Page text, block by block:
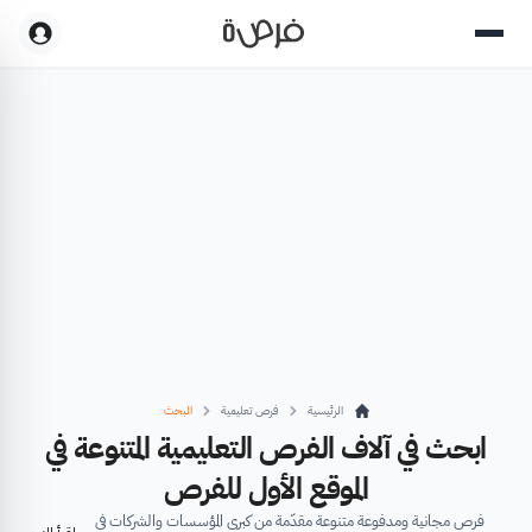
الرئيسية فرص تعليمية البحث
ابحث في آلاف الفرص التعليمية المتنوعة في
الموقع الأول للفرص
فرص مجانية ومدفوعة متنوعة مقدّمة من كبرى المؤسسات والشركات في